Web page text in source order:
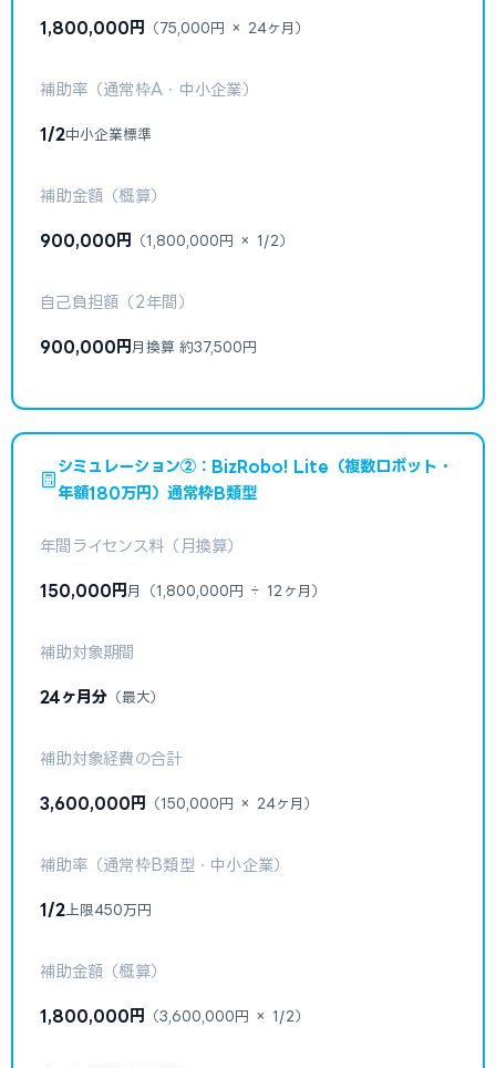
1,800,000円 （75,000円 × 24ヶ月）
補助率（通常枠A・中小企業）
1/2中小企業標準
補助金額（概算）
900,000円 （1,800,000円 × 1/2）
自己負担額（2年間）
900,000円 月換算 約37,500円
シミュレーション②：BizRobo! Lite（複数ロボット・
年額180万円）通常枠B類型
年間ライセンス料（月換算）
150,000円 月（1,800,000円 ÷ 12ヶ月）
補助対象期間
24ヶ月分 （最大）
補助対象経費の合計
3,600,000円 （150,000円 × 24ヶ月）
補助率（通常枠B類型・中小企業）
1/2 上限450万円
補助金額（概算）
1,800,000円 （3,600,000円 × 1/2）